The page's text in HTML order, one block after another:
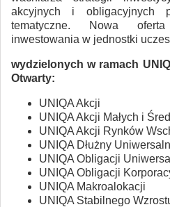
akcyjnych i obligacyjnych
tematyczne. Nowa
inwestowania w jednostki
wydzielonych w ramach
Otwarty:
UNIQA Akcji
UNIQA Akcji Małych i
UNIQA Akcji Rynków
UNIQA Dłużny
UNIQA Obligacji
UNIQA Obligacji
UNIQA Makroalokacji
UNIQA Stabilnego